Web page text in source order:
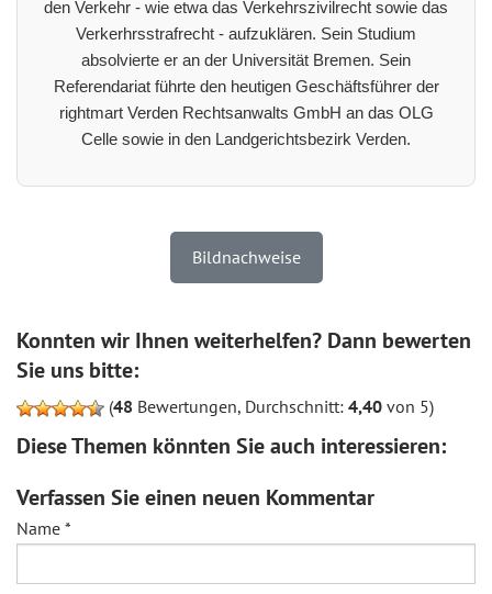
den Verkehr - wie etwa das Verkehrszivilrecht sowie das
Verkerhrsstrafrecht - aufzuklären. Sein Studium
absolvierte er an der Universität Bremen. Sein
Referendariat führte den heutigen Geschäftsführer der
rightmart Verden Rechtsanwalts GmbH an das OLG
Celle sowie in den Landgerichtsbezirk Verden.
Bildnachweise
Konnten wir Ihnen weiterhelfen? Dann bewerten
Sie uns bitte:
(48 Bewertungen, Durchschnitt: 4,40 von 5)
Diese Themen könnten Sie auch interessieren:
Verfassen Sie einen neuen Kommentar
Name *